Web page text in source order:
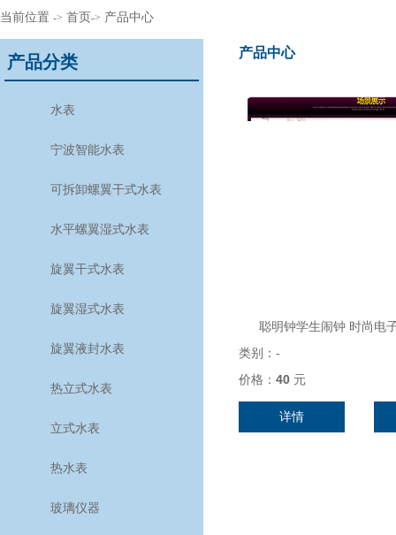
当前位置 -> 首页-> 产品中心
产品中心
聪明钟学生闹钟 时尚电
类别： -
价格： 40 元
详情
产品分类
水表
宁波智能水表
可拆卸螺翼干式水表
水平螺翼湿式水表
旋翼干式水表
旋翼湿式水表
旋翼液封水表
热立式水表
立式水表
热水表
玻璃仪器